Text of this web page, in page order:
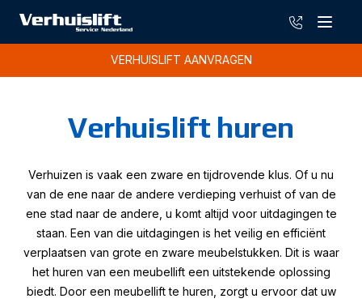
Menu
085-
VERHUISLIFT AANVRAGEN
Verhuislift huren
Verhuizen is vaak een zware en tijdrovende klus. Of u nu
van de ene naar de andere verdieping verhuist of van de
ene stad naar de andere, u komt altijd voor uitdagingen te
staan. Een van die uitdagingen is het veilig en efficiënt
verplaatsen van grote en zware meubelstukken. Dit is waar
het huren van een meubellift een uitstekende oplossing
biedt. Door een meubellift te huren, zorgt u ervoor dat uw